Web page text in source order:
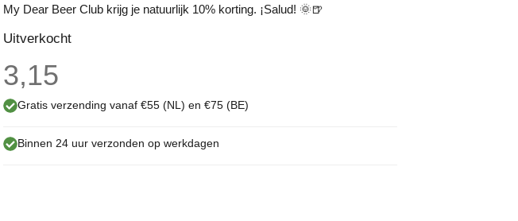
My Dear Beer Club krijg je natuurlijk 10% korting. ¡Salud! 🌞🍺
Uitverkocht
3,15
Gratis verzending vanaf €55 (NL) en €75 (BE)
Binnen 24 uur verzonden op werkdagen